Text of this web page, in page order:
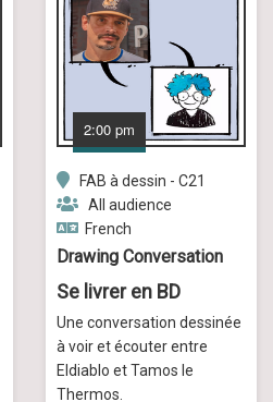
2:00 pm
FAB à dessin - C21
All audience
French
Drawing Conversation
Se livrer en BD
Une conversation dessinée
à voir et écouter entre
Eldiablo et Tamos le
Thermos.